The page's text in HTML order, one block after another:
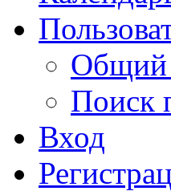
Общий
Поиск
Вход